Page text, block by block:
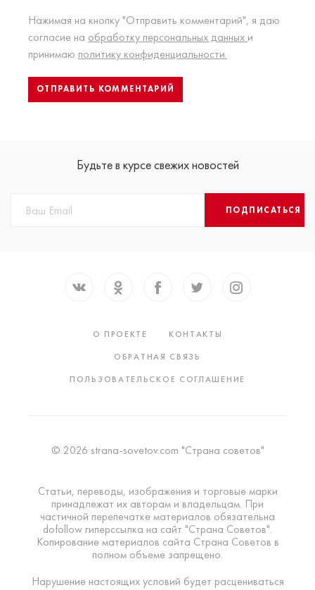
Нажимая на кнопку "Отправить комментарий", я даю
согласие на обработку персональных данных и
принимаю политику конфиденциальности.
Будьте в курсе свежих новостей
ПОДПИСАТЬСЯ
О ПРОЕКТЕ
КОНТАКТЫ
ОБРАТНАЯ СВЯЗЬ
ПОЛЬЗОВАТЕЛЬСКОЕ СОГЛАШЕНИЕ
© 2026 strana-sovetov.com "Страна советов"
Статьи, переводы, изображения и торговые марки
принадлежат их авторам и владельцам. При
частичной перепечатке материалов обязательна
dofollow гиперссылка на сайт "Страна Советов".
Копирование материалов сайта Страна Советов в
полном объеме запрещено.
Нарушение настоящих условий будет расцениваться